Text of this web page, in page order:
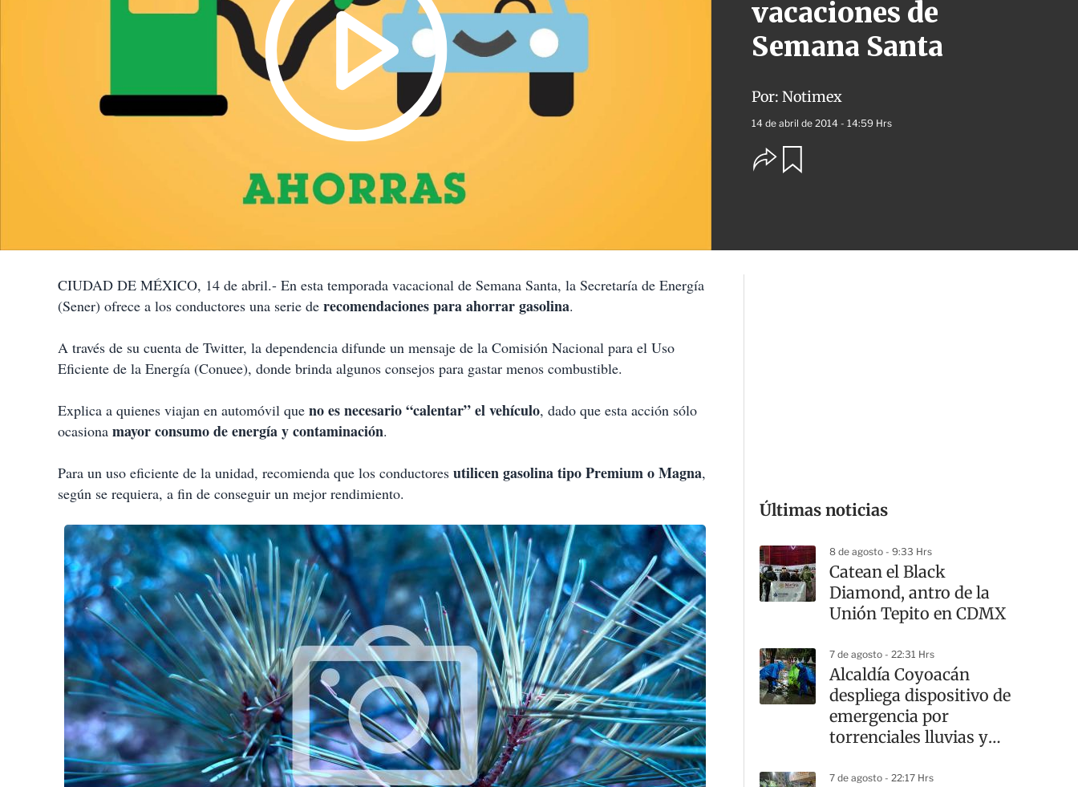
vacaciones de
Semana Santa
Por: Notimex
14 de abril de 2014 - 14:59 Hrs
O
p
CIUDAD DE MÉXICO, 14 de abril.- En esta temporada vacacional de Semana Santa, la Secretaría de Energía
(Sener) ofrece a los conductores una serie de recomendaciones para ahorrar gasolina.
A través de su cuenta de Twitter, la dependencia difunde un mensaje de la Comisión Nacional para el Uso
Eficiente de la Energía (Conuee), donde brinda algunos consejos para gastar menos combustible.
Explica a quienes viajan en automóvil que no es necesario “calentar” el vehículo, dado que esta acción sólo
ocasiona mayor consumo de energía y contaminación.
Para un uso eficiente de la unidad, recomienda que los conductores utilicen gasolina tipo Premium o Magna,
según se requiera, a fin de conseguir un mejor rendimiento.
Últimas noticias
8 de agosto - 9:33 Hrs
Catean el Black
Diamond, antro de la
Unión Tepito en CDMX
7 de agosto - 22:31 Hrs
Alcaldía Coyoacán
despliega dispositivo de
emergencia por
torrenciales lluvias y
7 de agosto - 22:17 Hrs